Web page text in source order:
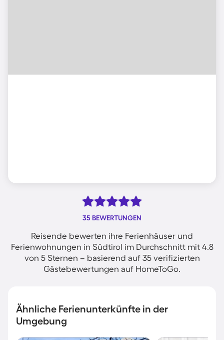
35 BEWERTUNGEN
Reisende bewerten ihre Ferienhäuser und
Ferienwohnungen in Südtirol im Durchschnitt mit 4.8
von 5 Sternen – basierend auf 35 verifizierten
Gästebewertungen auf HomeToGo.
Ähnliche Ferienunterkünfte in der
Umgebung